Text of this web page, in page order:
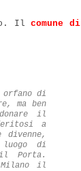
Ilcomune di
orfano di
ma ben
il
a
di
Porta.
il